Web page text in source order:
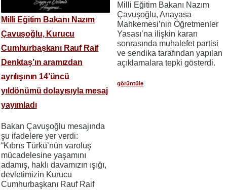
Milli Eğitim Bakanı Nazım
Çavuşoğlu, Kurucu
Cumhurbaşkanı Rauf Raif
Denktaş’ın aramızdan
ayrılışının 14’üncü
yıldönümü dolayısıyla mesaj
yayımladı
Bakan Çavuşoğlu mesajında
şu ifadelere yer verdi:
“Kıbrıs Türkü’nün varoluş
mücadelesine yaşamını
adamış, haklı davamızın ışığı,
devletimizin Kurucu
Cumhurbaşkanı Rauf Raif
Milli Eğitim Bakanı Nazım
Çavuşoğlu, Anayasa
Mahkemesi’nin Öğretmenler
Yasası’na ilişkin kararı
sonrasında muhalefet partisi
ve sendika tarafından yapılan
açıklamalara tepki gösterdi.
görüntüle